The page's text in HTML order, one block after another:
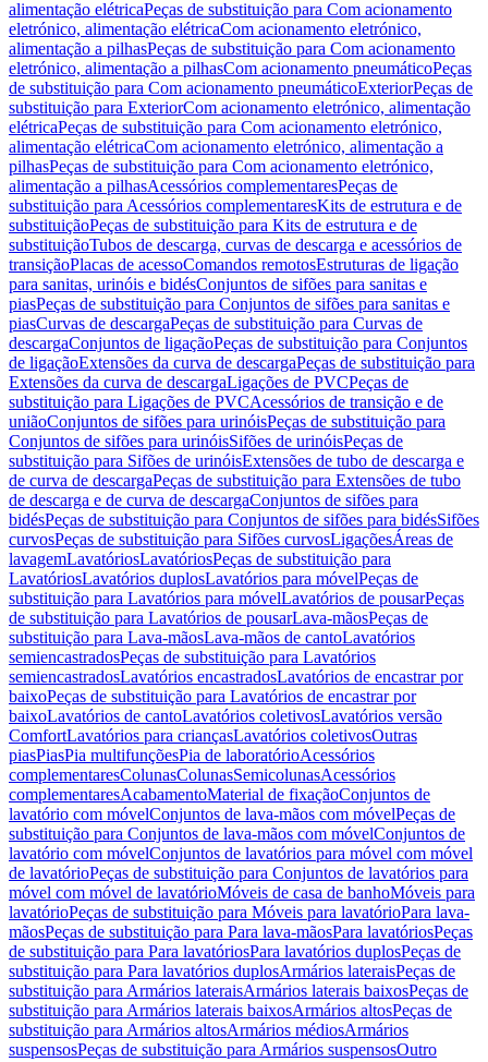
alimentação elétricaPeças de substituição para Com acionamento
eletrónico, alimentação elétricaCom acionamento eletrónico,
alimentação a pilhasPeças de substituição para Com acionamento
eletrónico, alimentação a pilhasCom acionamento pneumáticoPeças
de substituição para Com acionamento pneumáticoExteriorPeças de
substituição para ExteriorCom acionamento eletrónico, alimentação
elétricaPeças de substituição para Com acionamento eletrónico,
alimentação elétricaCom acionamento eletrónico, alimentação a
pilhasPeças de substituição para Com acionamento eletrónico,
alimentação a pilhasAcessórios complementaresPeças de
substituição para Acessórios complementaresKits de estrutura e de
substituiçãoPeças de substituição para Kits de estrutura e de
substituiçãoTubos de descarga, curvas de descarga e acessórios de
transiçãoPlacas de acessoComandos remotosEstruturas de ligação
para sanitas, urinóis e bidésConjuntos de sifões para sanitas e
piasPeças de substituição para Conjuntos de sifões para sanitas e
piasCurvas de descargaPeças de substituição para Curvas de
descargaConjuntos de ligaçãoPeças de substituição para Conjuntos
de ligaçãoExtensões da curva de descargaPeças de substituição para
Extensões da curva de descargaLigações de PVCPeças de
substituição para Ligações de PVCAcessórios de transição e de
uniãoConjuntos de sifões para urinóisPeças de substituição para
Conjuntos de sifões para urinóisSifões de urinóisPeças de
substituição para Sifões de urinóisExtensões de tubo de descarga e
de curva de descargaPeças de substituição para Extensões de tubo
de descarga e de curva de descargaConjuntos de sifões para
bidésPeças de substituição para Conjuntos de sifões para bidésSifões
curvosPeças de substituição para Sifões curvosLigaçõesÁreas de
lavagemLavatóriosLavatóriosPeças de substituição para
LavatóriosLavatórios duplosLavatórios para móvelPeças de
substituição para Lavatórios para móvelLavatórios de pousarPeças
de substituição para Lavatórios de pousarLava-mãosPeças de
substituição para Lava-mãosLava-mãos de cantoLavatórios
semiencastradosPeças de substituição para Lavatórios
semiencastradosLavatórios encastradosLavatórios de encastrar por
baixoPeças de substituição para Lavatórios de encastrar por
baixoLavatórios de cantoLavatórios coletivosLavatórios versão
ComfortLavatórios para criançasLavatórios coletivosOutras
piasPiasPia multifunçõesPia de laboratórioAcessórios
complementaresColunasColunasSemicolunasAcessórios
complementaresAcabamentoMaterial de fixaçãoConjuntos de
lavatório com móvelConjuntos de lava-mãos com móvelPeças de
substituição para Conjuntos de lava-mãos com móvelConjuntos de
lavatório com móvelConjuntos de lavatórios para móvel com móvel
de lavatórioPeças de substituição para Conjuntos de lavatórios para
móvel com móvel de lavatórioMóveis de casa de banhoMóveis para
lavatórioPeças de substituição para Móveis para lavatórioPara lava-
mãosPeças de substituição para Para lava-mãosPara lavatóriosPeças
de substituição para Para lavatóriosPara lavatórios duplosPeças de
substituição para Para lavatórios duplosArmários lateraisPeças de
substituição para Armários lateraisArmários laterais baixosPeças de
substituição para Armários laterais baixosArmários altosPeças de
substituição para Armários altosArmários médiosArmários
suspensosPeças de substituição para Armários suspensosOutro